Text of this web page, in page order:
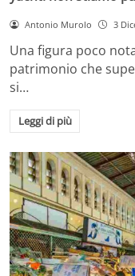
Antonio Murolo 3
Una figura poco
patrimonio che
si…
Leggi di più